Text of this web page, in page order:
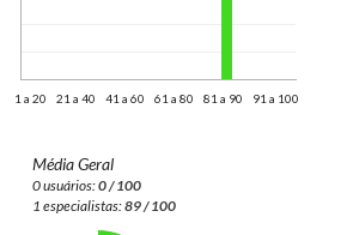
1 a 20 21 a 40 41 a 60 61 a 80 81 a 90 91 a 100
Média Geral
0 usuários:0 / 100
1 especialistas:89 / 100